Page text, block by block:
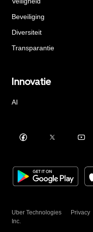
Beveiliging
Diversiteit
Transparantie
Innovatie
AI
Uber Technologies
Inc.
Privacy